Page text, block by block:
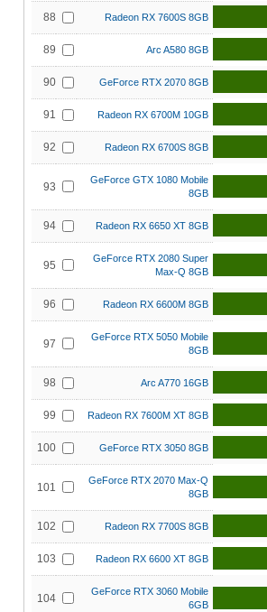
88 Radeon RX 7600S 8GB
89 Arc A580 8GB
90 GeForce RTX 2070 8GB
91 Radeon RX 6700M 10GB
92 Radeon RX 6700S 8GB
93
GeForce GTX 1080 Mobile
8GB
94 Radeon RX 6650 XT 8GB
95
GeForce RTX 2080 Super
Max-Q 8GB
96 Radeon RX 6600M 8GB
97
GeForce RTX 5050 Mobile
8GB
98 Arc A770 16GB
99 Radeon RX 7600M XT 8GB
100 GeForce RTX 3050 8GB
101
GeForce RTX 2070 Max-Q
8GB
102 Radeon RX 7700S 8GB
103 Radeon RX 6600 XT 8GB
104
GeForce RTX 3060 Mobile
6GB